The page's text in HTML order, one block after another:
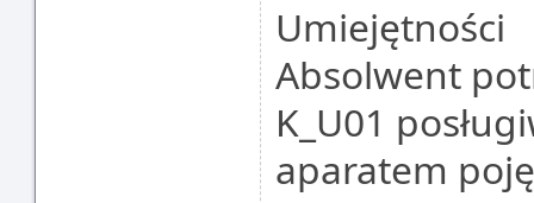
Umiejętności
Absolwent
K_U01
aparatem